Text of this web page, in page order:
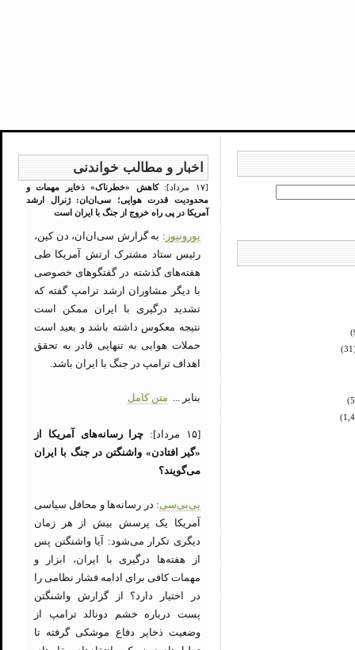
اخبار و مطالب خواندنی
[۱۷ مرداد]:
کاهش «خطرناک» ذخایر مهمات و
محدودیت قدرت هوایی؛ سی‌ان‌ان: ژنرال ارشد
آمریکا در پی راه خروج از جنگ با ایران است
یورونیوز : به گزارش سی‌ان‌ان، دن کین،
رئیس ستاد مشترک ارتش آمریکا طی
هفته‌های گذشته در گفتگوهای خصوصی
با دیگر مشاوران ارشد ترامپ گفته که
تشدید درگیری با ایران ممکن است
نتیجه معکوس داشته باشد و بعید است
حملات هوایی به تنهایی قادر به تحقق
اهداف ترامپ در جنگ با ایران باشد.
بنابر ... متن کامل
[۱۵ مرداد]:
چرا رسانه‌های آمریکا از
«گیر افتادن» واشنگتن در جنگ با ایران
می‌گویند؟
بی‌بی‌سی: در رسانه‌ها و محافل سیاسی
آمریکا یک پرسش بیش از هر زمان
دیگری تکرار می‌شود: آیا واشنگتن پس
از هفته‌ها درگیری با ایران، ابزار و
مهمات کافی برای ادامه فشار نظامی را
در اختیار دارد؟ از گزارش واشنگتن
پست درباره خشم دونالد ترامپ از
وضعیت ذخایر دفاع موشکی گرفته تا